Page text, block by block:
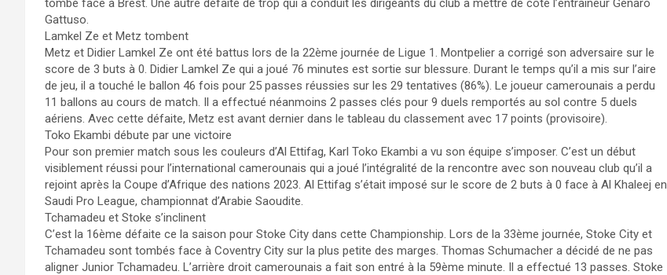
tombé face à Brest. Une autre défaite de trop qui a conduit les dirigeants du club a mettre de côté l’entraineur Génaro
Gattuso.
Lamkel Ze et Metz tombent
Metz et Didier Lamkel Ze ont été battus lors de la 22ème journée de Ligue 1. Montpelier a corrigé son adversaire sur le
score de 3 buts à 0. Didier Lamkel Ze qui a joué 76 minutes est sortie sur blessure. Durant le temps qu’il a mis sur l’aire
de jeu, il a touché le ballon 46 fois pour 25 passes réussies sur les 29 tentatives (86%). Le joueur camerounais a perdu
11 ballons au cours de match. Il a effectué néanmoins 2 passes clés pour 9 duels remportés au sol contre 5 duels
aériens. Avec cette défaite, Metz est avant dernier dans le tableau du classement avec 17 points (provisoire).
Toko Ekambi débute par une victoire
Pour son premier match sous les couleurs d’Al Ettifag, Karl Toko Ekambi a vu son équipe s’imposer. C’est un début
visiblement réussi pour l’international camerounais qui a joué l’intégralité de la rencontre avec son nouveau club qu’il a
rejoint après la Coupe d’Afrique des nations 2023. Al Ettifag s’était imposé sur le score de 2 buts à 0 face à Al Khaleej en
Saudi Pro League, championnat d’Arabie Saoudite.
Tchamadeu et Stoke s’inclinent
C’est la 16ème défaite ce la saison pour Stoke City dans cette Championship. Lors de la 33ème journée, Stoke City et
Tchamadeu sont tombés face à Coventry City sur la plus petite des marges. Thomas Schumacher a décidé de ne pas
aligner Junior Tchamadeu. L’arrière droit camerounais a fait son entré à la 59ème minute. Il a effectué 13 passes. Stoke